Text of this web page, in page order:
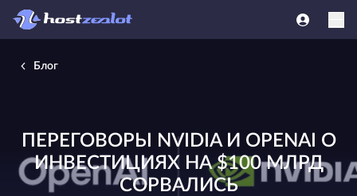
Блог
ПЕРЕГОВОРЫ NVIDIA И OPENAI О
ИНВЕСТИЦИЯХ НА $100 МЛРД
СОРВАЛИСЬ